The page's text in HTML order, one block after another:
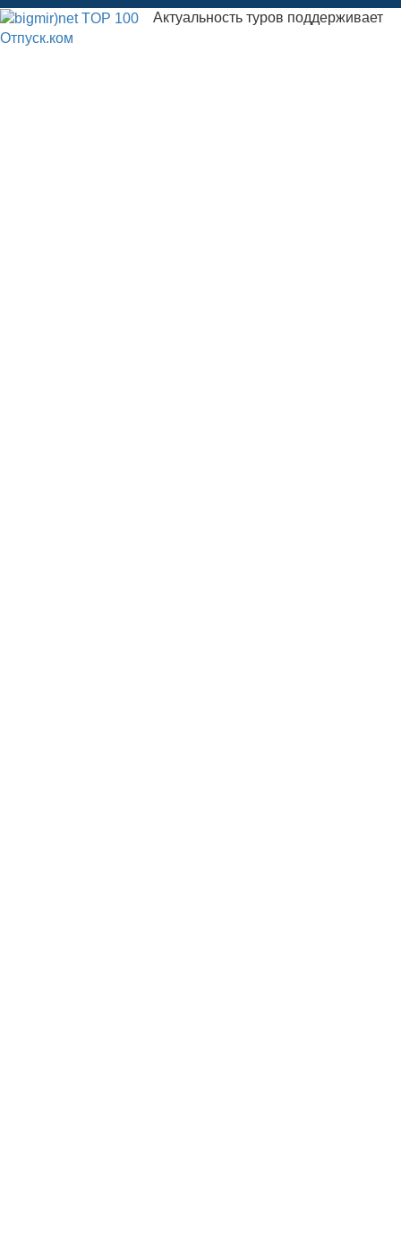
Актуальность туров поддерживает
Отпуск.ком